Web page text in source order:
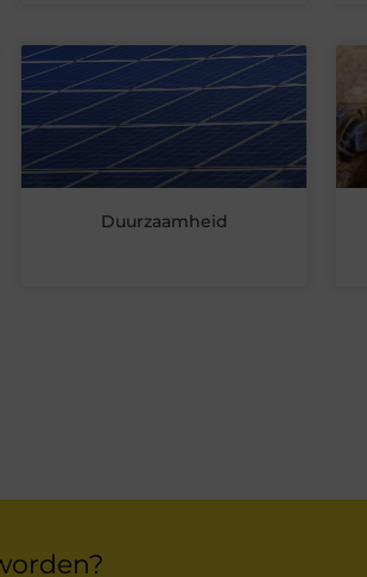
Duurzaamheid